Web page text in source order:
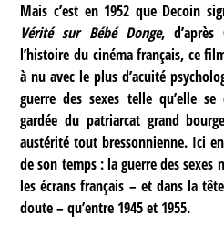
Mais c’est en 1952 que Decoin
Vérité sur Bébé Donge, d’après
l’histoire du cinéma français, ce
à nu avec le plus d’acuité
guerre des sexes telle qu’elle
gardée du patriarcat grand
austérité tout bressonnienne. Ici
de son temps : la guerre des sexes
les écrans français – et dans la
doute – qu’entre 1945 et 1955.